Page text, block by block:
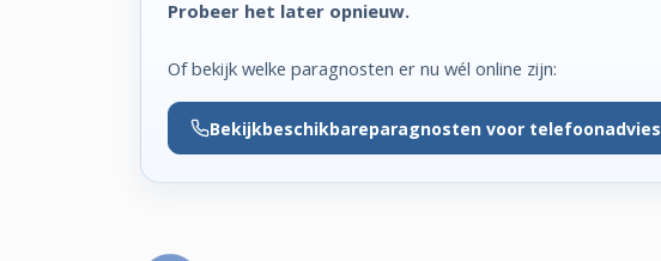
Probeer het later opnieuw.
Of bekijk welke paragnosten er nu wél online zijn:
Bekijkbeschikbareparagnosten voor telefoonadvies